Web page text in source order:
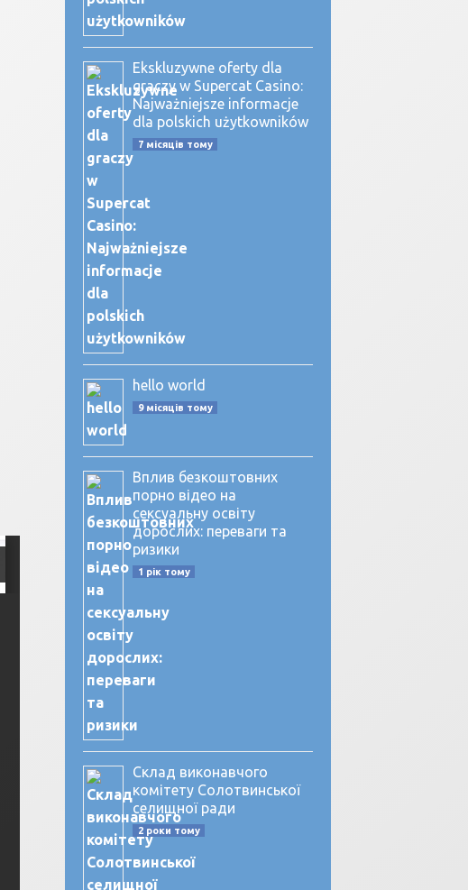
Ekskluzywne oferty dla
graczy w Supercat Casino:
Najważniejsze informacje
dla polskich użytkowników
7 місяців тому
hello world
9 місяців тому
Вплив безкоштовних
порно відео на
сексуальну освіту
дорослих: переваги та
ризики
1 рік тому
Склад виконавчого
комітету Солотвинської
селищної ради
2 роки тому